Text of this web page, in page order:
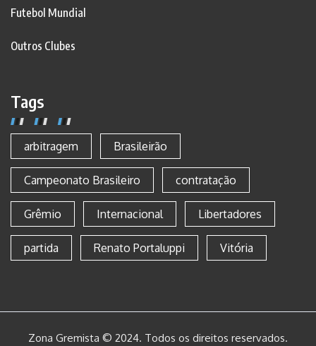
Futebol Mundial
Outros Clubes
Tags
arbitragem Brasileirão
Campeonato Brasileiro contratação
Grêmio Internacional Libertadores
partida Renato Portaluppi Vitória
Zona Gremista © 2024. Todos os direitos reservados.